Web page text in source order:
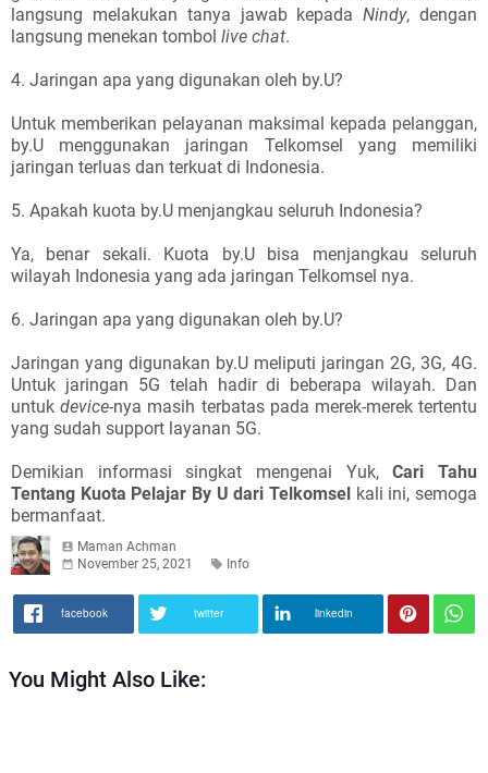
langsung melakukan tanya jawab kepadaNindy, dengan
langsung menekan tombol live chat.
4. Jaringan apa yang digunakan oleh by.U?
Untuk memberikan pelayanan maksimal kepada pelanggan,
by.U menggunakan jaringan Telkomsel yang memiliki
jaringan terluas dan terkuat di Indonesia.
5. Apakah kuota by.U menjangkau seluruh Indonesia?
Ya, benar sekali. Kuota by.U bisa menjangkau seluruh
wilayah Indonesia yang ada jaringan Telkomsel nya.
6. Jaringan apa yang digunakan oleh by.U?
Jaringan yang digunakan by.U meliputi jaringan 2G, 3G, 4G.
Untuk jaringan 5G telah hadir di beberapa wilayah. Dan
untukdevice-nya masih terbatas pada merek-merek tertentu
yang sudah support layanan 5G.
Demikian informasi singkat mengenai Yuk,Cari Tahu
Tentang Kuota Pelajar By U dari Telkomsel kali ini, semoga
bermanfaat.
Maman Achman
November 25, 2021
Info
facebook twitter linkedin
You Might Also Like: